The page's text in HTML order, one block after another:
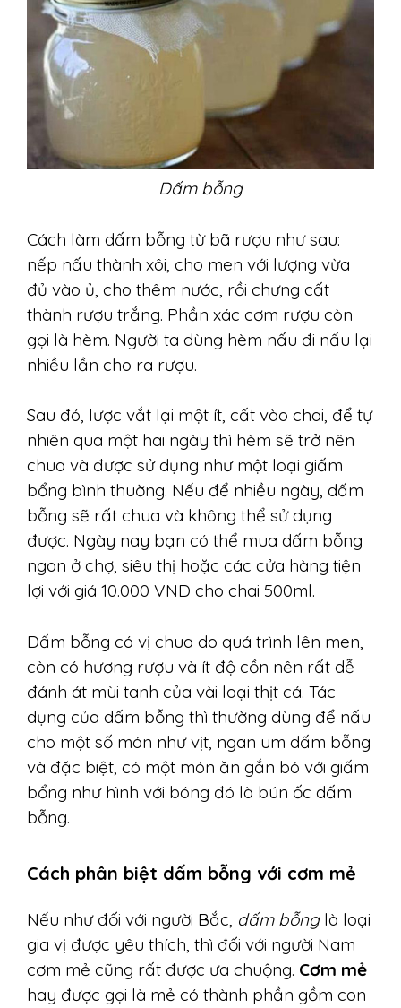
Dấm bỗng
Cách làm dấm bỗng từ bã rượu như sau:
nếp nấu thành xôi, cho men với lượng vừa
đủ vào ủ, cho thêm nước, rồi chưng cất
thành rượu trắng. Phần xác cơm rượu còn
gọi là hèm. Người ta dùng hèm nấu đi nấu lại
nhiều lần cho ra rượu.
Sau đó, lược vắt lại một ít, cất vào chai, để tự
nhiên qua một hai ngày thì hèm sẽ trở nên
chua và được sử dụng như một loại giấm
bổng bình thuờng. Nếu để nhiều ngày, dấm
bỗng sẽ rất chua và không thể sử dụng
được. Ngày nay bạn có thể mua dấm bỗng
ngon ở chợ, siêu thị hoặc các cửa hàng tiện
lợi với giá 10.000 VND cho chai 500ml.
Dấm bỗng có vị chua do quá trình lên men,
còn có hương rượu và ít độ cồn nên rất dễ
đánh át mùi tanh của vài loại thịt cá. Tác
dụng của dấm bỗng thì thường dùng để nấu
cho một số món như vịt, ngan um dấm bỗng
và đặc biệt, có một món ăn gắn bó với giấm
bổng như hình với bóng đó là bún ốc dấm
bỗng.
Cách phân biệt dấm bỗng với cơm mẻ
Nếu như đối với người Bắc, dấm bỗnglà loại
gia vị được yêu thích, thì đối với người Nam
cơm mẻ cũng rất được ưa chuộng. Cơm mẻ
hay được gọi là mẻ có thành phần gồm con